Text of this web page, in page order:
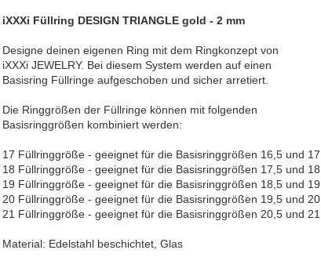
iXXXi Füllring DESIGN TRIANGLE gold - 2 mm
Designe deinen eigenen Ring mit dem Ringkonzept von
iXXXi JEWELRY. Bei diesem System werden auf einen
Basisring Füllringe aufgeschoben und sicher arretiert.
Die Ringgrößen der Füllringe können mit folgenden
Basisringgrößen kombiniert werden:
17 Füllringgröße - geeignet für die Basisringgrößen 16,5 und 17
18 Füllringgröße - geeignet für die Basisringgrößen 17,5 und 18
19 Füllringgröße - geeignet für die Basisringgrößen 18,5 und 19
20 Füllringgröße - geeignet für die Basisringgrößen 19,5 und 20
21 Füllringgröße - geeignet für die Basisringgrößen 20,5 und 21
Material: Edelstahl beschichtet, Glas